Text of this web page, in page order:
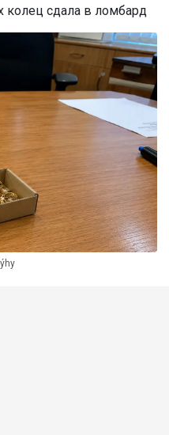
колец сдала в ломбард